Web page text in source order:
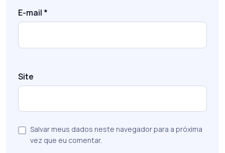
E-mail *
Site
Salvar meus dados neste navegador para a próxima
vez que eu comentar.